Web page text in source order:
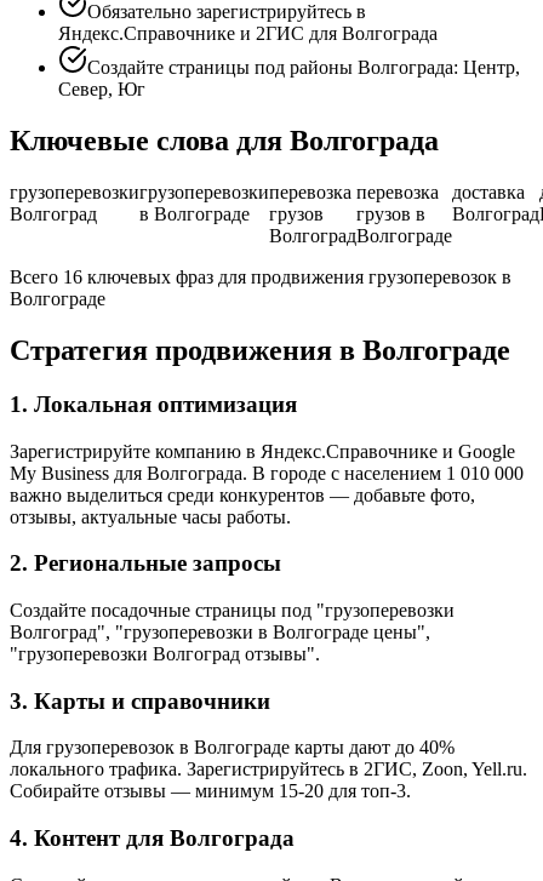
Обязательно зарегистрируйтесь в
Яндекс.Справочнике и 2ГИС для Волгограда
Создайте страницы под районы Волгограда: Центр,
Север, Юг
Ключевые слова для Волгограда
грузоперевозки
Волгоград
грузоперевозки
в Волгограде
перевозка
грузов
Волгоград
перевозка
грузов в
Волгограде
доставка
Волгоград
Всего 16 ключевых фраз для продвижения грузоперевозок в
Волгограде
Стратегия продвижения в Волгограде
1. Локальная оптимизация
Зарегистрируйте компанию в Яндекс.Справочнике и Google
My Business для Волгограда. В городе с населением 1 010 000
важно выделиться среди конкурентов — добавьте фото,
отзывы, актуальные часы работы.
2. Региональные запросы
Создайте посадочные страницы под "грузоперевозки
Волгоград", "грузоперевозки в Волгограде цены",
"грузоперевозки Волгоград отзывы".
3. Карты и справочники
Для грузоперевозок в Волгограде карты дают до 40%
локального трафика. Зарегистрируйтесь в 2ГИС, Zoon, Yell.ru.
Собирайте отзывы — минимум 15-20 для топ-3.
4. Контент для Волгограда